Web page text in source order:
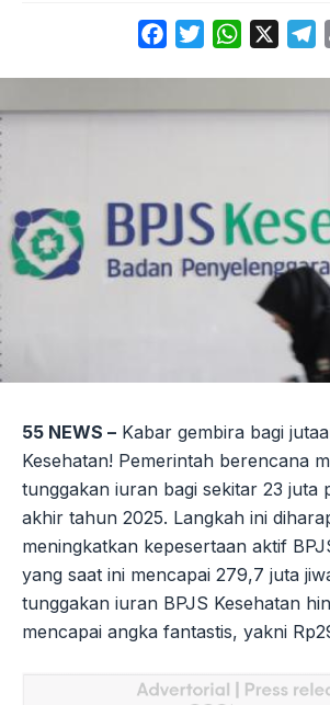
FacebookTwitterWhatsApp
55 NEWS – Kabar gembira bagi
Kesehatan! Pemerintah berencana
tunggakan iuran bagi sekitar 23 juta
akhir tahun 2025. Langkah ini
meningkatkan kepesertaan aktif
yang saat ini mencapai 279,7 juta
tunggakan iuran BPJS Kesehatan
mencapai angka fantastis, yakni